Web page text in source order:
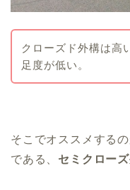
クローズド外構は高
足度が低い。
そこでオススメする
である、 セミクロー